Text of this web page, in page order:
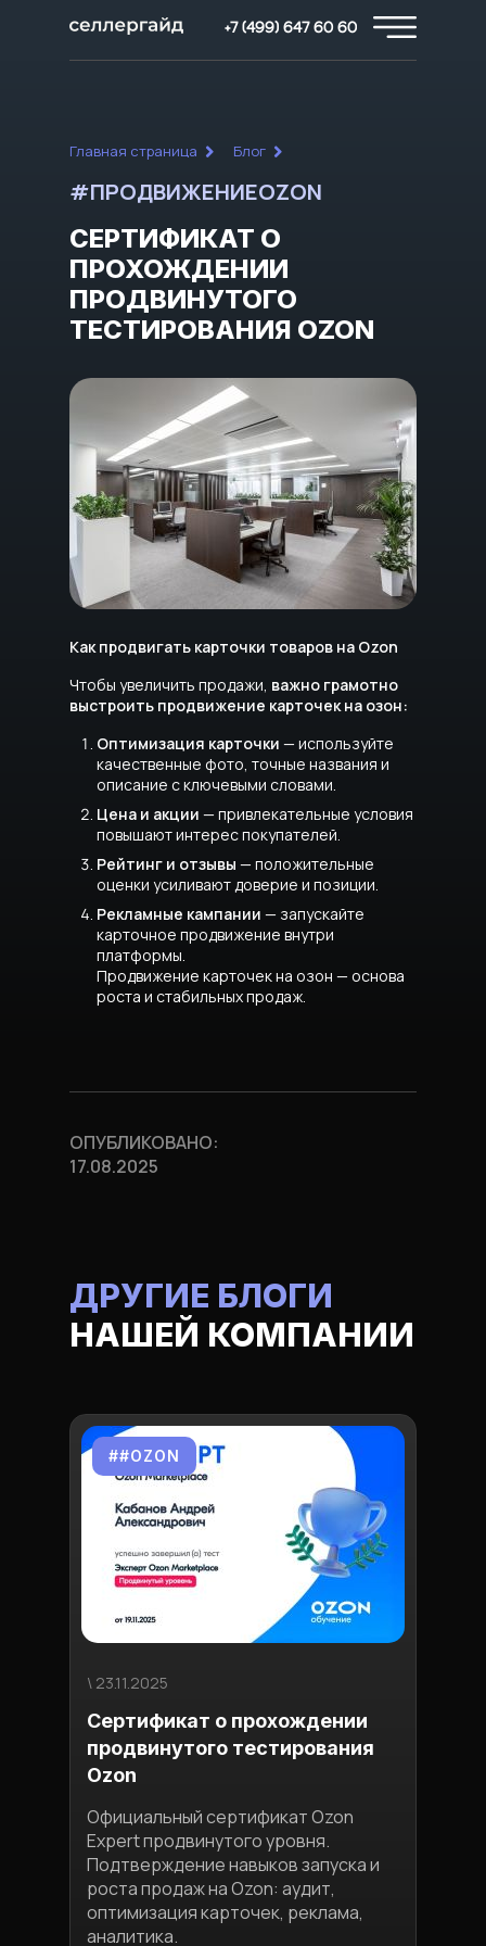
+7 (499) 647 60 60
Главная страница Блог
#ПРОДВИЖЕНИЕOZON
СЕРТИФИКАТ О
ПРОХОЖДЕНИИ
ПРОДВИНУТОГО
ТЕСТИРОВАНИЯ OZON
Как продвигать карточки товаров на Ozon
Чтобы увеличить продажи, важно грамотно
выстроить продвижение карточек на озон:
Оптимизация карточки — используйте
качественные фото, точные названия и
описание с ключевыми словами.
Цена и акции — привлекательные условия
повышают интерес покупателей.
Рейтинг и отзывы — положительные
оценки усиливают доверие и позиции.
Рекламные кампании — запускайте
карточное продвижение внутри
платформы.
Продвижение карточек на озон — основа
роста и стабильных продаж.
ОПУБЛИКОВАНО:
17.08.2025
ДРУГИЕ БЛОГИ
НАШЕЙ КОМПАНИИ
##OZON
\ 23.11.2025
Сертификат о прохождении
продвинутого тестирования
Ozon
Официальный сертификат Ozon
Expert продвинутого уровня.
Подтверждение навыков запуска и
роста продаж на Ozon: аудит,
оптимизация карточек, реклама,
аналитика.